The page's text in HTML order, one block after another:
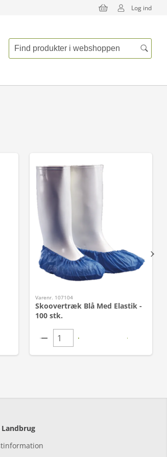
Log ind
Varenr. 107104
Skoovertræk Blå Med Elastik -
100 stk.